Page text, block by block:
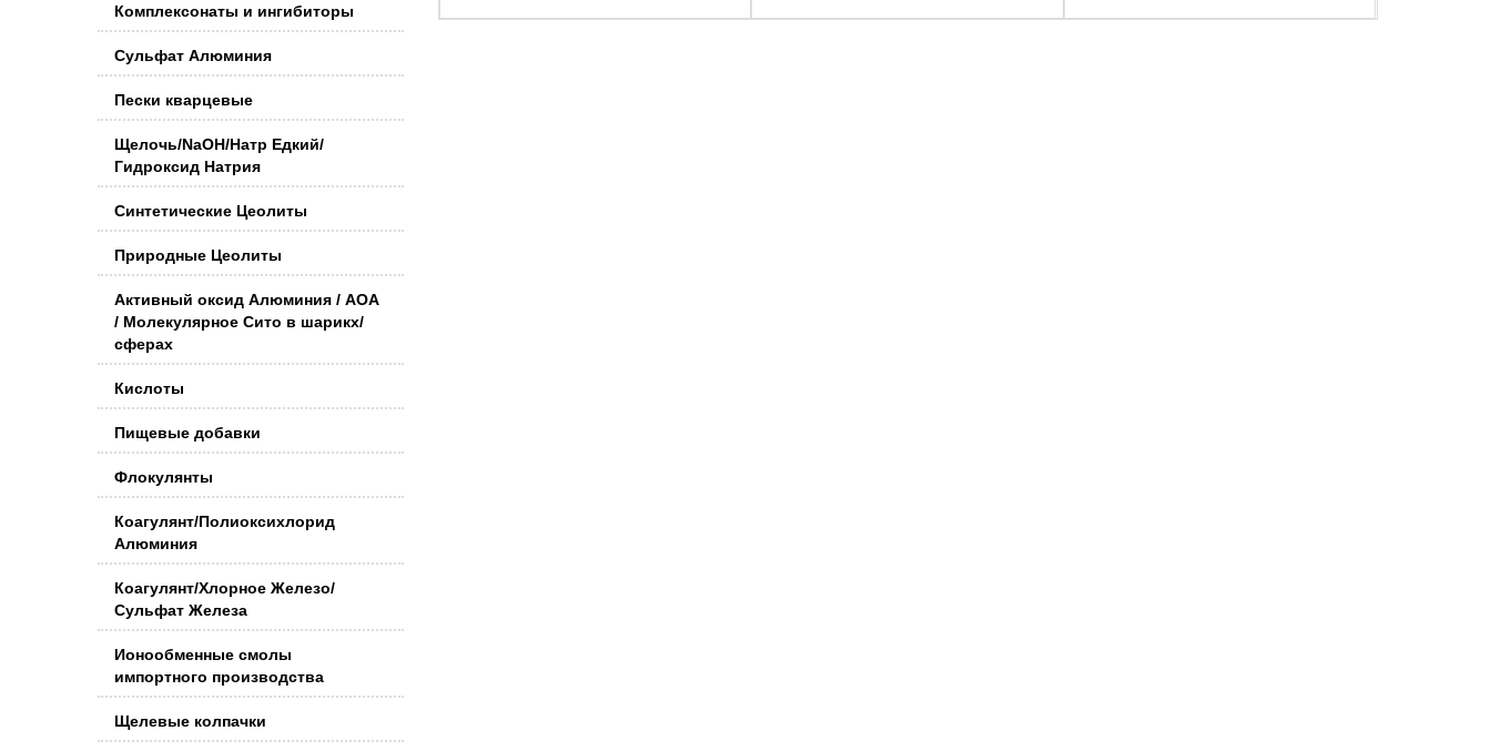
Комплексонаты и ингибиторы
Сульфат Алюминия
Пески кварцевые
Щелочь/NaOH/Натр Едкий/
Гидроксид Натрия
Синтетические Цеолиты
Природные Цеолиты
Активный оксид Алюминия / АОА
/ Молекулярное Сито в шарикх/
сферах
Кислоты
Пищевые добавки
Флокулянты
Коагулянт/Полиоксихлорид
Алюминия
Коагулянт/Хлорное Железо/
Сульфат Железа
Ионообменные смолы
импортного производства
Щелевые колпачки